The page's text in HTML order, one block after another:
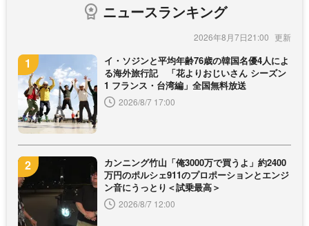
ニュースランキング
2026年8月7日21:00
イ・ソジンと平均年齢76歳の韓国名優4人によ
る海外旅行記 「花よりおじいさん シーズン
1 フランス・台湾編」全国無料放送
2026/8/7 17:00
カンニング竹山「俺3000万で買うよ」約2400
万円のポルシェ911のプロポーションとエンジ
ン音にうっとり＜試乗最高＞
2026/8/7 12:00